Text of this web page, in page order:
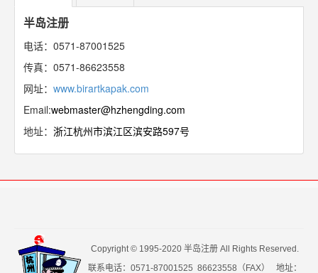
半岛注册
电话：0571-87001525
传真：0571-86623558
网址： www.birartkapak.com
Email:webmaster@hzhengding.com
地址： 浙江杭州市滨江区滨安路597号
Copyright © 1995-2020 半岛注册 All Rights Reserved.
联系电话：0571-87001525 86623558（FAX） 地址：